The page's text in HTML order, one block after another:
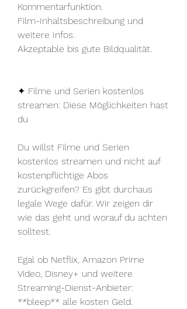
Kommentarfunktion.
Film-Inhaltsbeschreibung und
weitere Infos.
Akzeptable bis gute Bildqualität.
✦ Filme und Serien kostenlos
streamen: Diese Möglichkeiten hast
du
Du willst Filme und Serien
kostenlos streamen und nicht auf
kostenpflichtige Abos
zurückgreifen? Es gibt durchaus
legale Wege dafür. Wir zeigen dir
wie das geht und worauf du achten
solltest.
Egal ob Netflix, Amazon Prime
Video, Disney+ und weitere
Streaming-Dienst-Anbieter:
**bleep** alle kosten Geld.